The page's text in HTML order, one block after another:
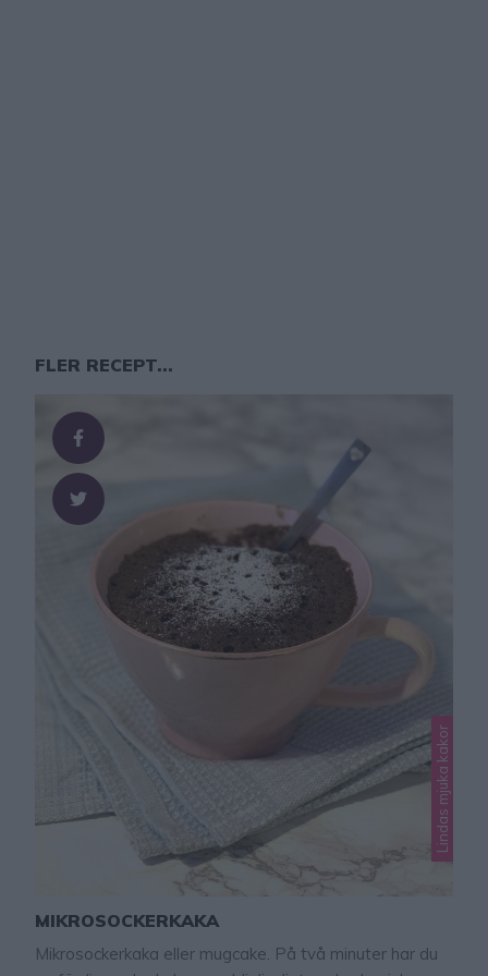
FLER RECEPT...
Lindas mjuka kakor
MIKROSOCKERKAKA
Mikrosockerkaka eller mugcake. På två minuter har du